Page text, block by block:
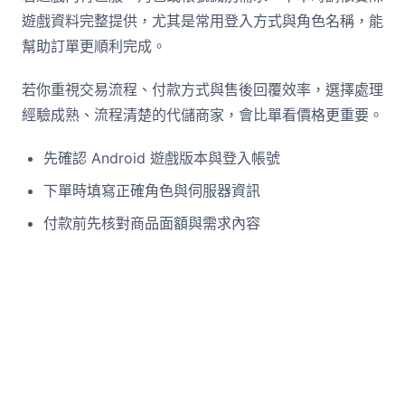
遊戲資料完整提供，尤其是常用登入方式與角色名稱，能
幫助訂單更順利完成。
若你重視交易流程、付款方式與售後回覆效率，選擇處理
經驗成熟、流程清楚的代儲商家，會比單看價格更重要。
先確認 Android 遊戲版本與登入帳號
下單時填寫正確角色與伺服器資訊
付款前先核對商品面額與需求內容